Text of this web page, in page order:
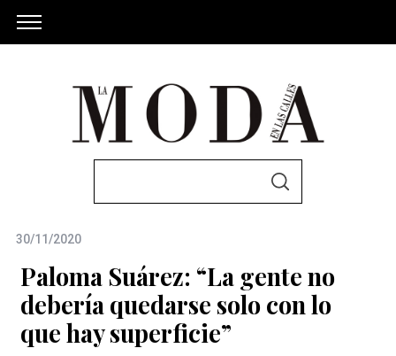
c
f
o
S
30/11/2020
Paloma Suárez: “La gente no
debería quedarse solo con lo
que hay superficie”